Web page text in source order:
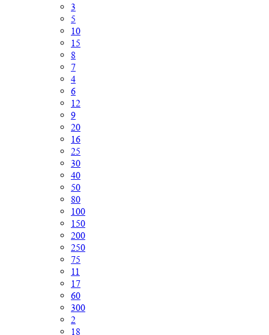
3
5
10
15
8
7
4
6
12
9
20
16
25
30
40
50
80
100
150
200
250
75
11
17
60
300
2
18